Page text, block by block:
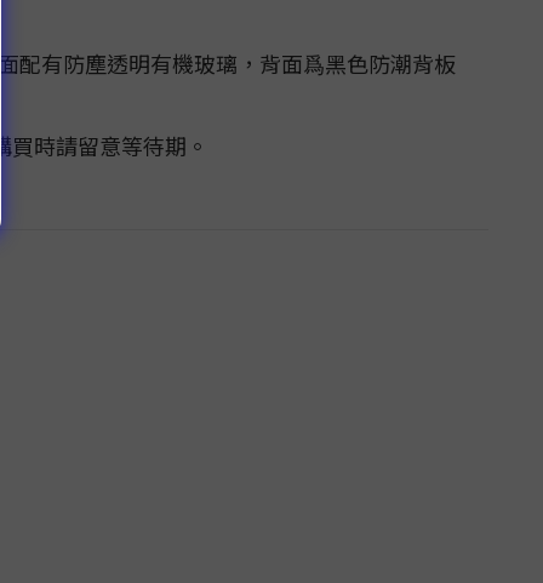
配有防塵透明有機玻璃，背面爲黑色防潮背板
時請留意等待期。